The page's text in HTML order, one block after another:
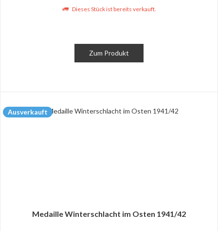
Dieses Stück ist bereits verkauft.
Zum Produkt
Ausverkauft
Medaille Winterschlacht im Osten 1941/42